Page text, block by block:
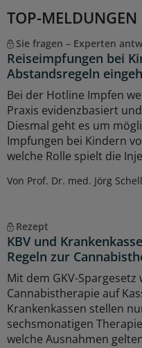
TOP-MELDUNGEN
Sie fragen – Experten
Reiseimpfungen bei
Abstandsregeln
Bei der Hotline Impfen
Praxis evidenzbasiert
Diesmal geht es um
Impfungen bei Kindern
welche Rolle spielt die
Von Prof. Dr. med. Jörg
Rezept
KBV und
Regeln zur
Mit dem GKV-
Cannabistherapie auf
Krankenkassen stellen
sechsmonatigen
welche Ausnahmen